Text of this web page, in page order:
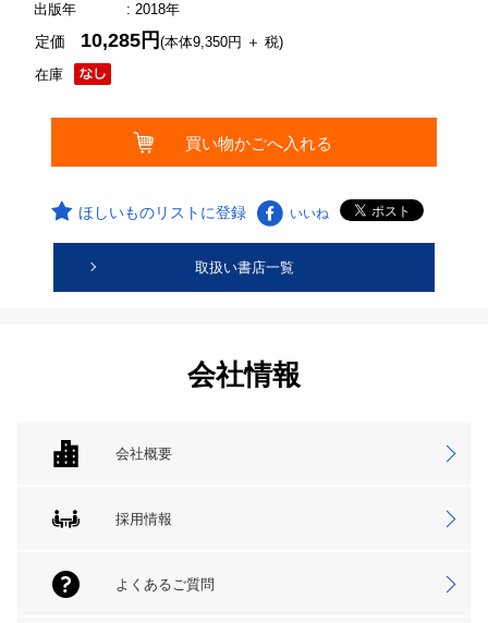
出版年
: 2018年
在庫
定価 10,285円(本体9,350円 ＋ 税)
ほしいものリストに登録 いいね
取扱い書店一覧
会社情報
会社概要
採用情報
よくあるご質問